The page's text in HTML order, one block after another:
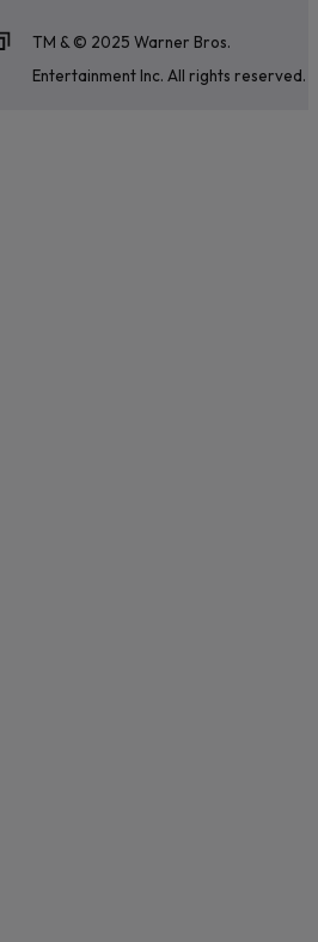
TM & © 2025 Warner Bros.
Entertainment Inc. All rights reserved.